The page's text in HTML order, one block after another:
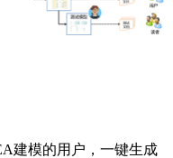
建模的用户，一键生成